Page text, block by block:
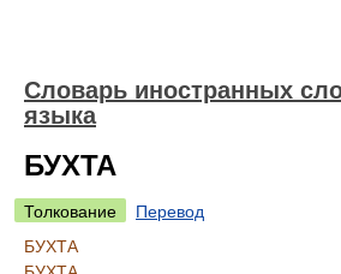
Словарь иностранных
языка
БУХТА
Толкование
Перевод
БУХТА